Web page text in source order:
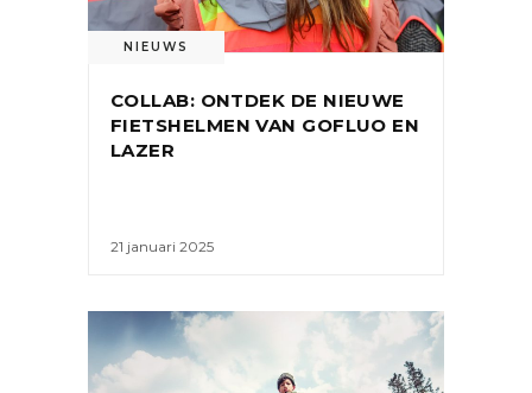
NIEUWS
COLLAB: ONTDEK DE NIEUWE
FIETSHELMEN VAN GOFLUO EN
LAZER
21 januari 2025